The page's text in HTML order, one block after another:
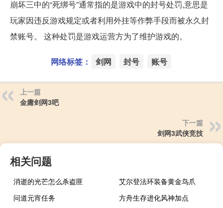
崩坏三中的“死绑号”通常指的是游戏中的封号处罚,意思是
玩家因违反游戏规定或者利用外挂等作弊手段而被永久封
禁账号。 这种处罚是游戏运营方为了维护游戏的。
网络标签： 剑网 封号 账号
上一篇
金庸剑网3吧
下一篇
剑网3武侠竞技
相关问题
消逝的光芒怎么杀盗匪
艾尔登法环装备黄金鸟爪
问道元宵任务
方舟生存进化风神加点